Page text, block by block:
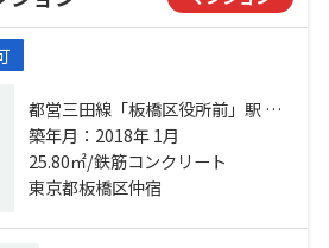
都営三田線「板橋区役所前」駅 徒
歩6分 都営三田線「板橋本町」駅 徒
歩13分 東武東上線「大山」駅 徒歩
17分
築年月：2018年 1月
25.80㎡/鉄筋コンクリート
東京都板橋区仲宿